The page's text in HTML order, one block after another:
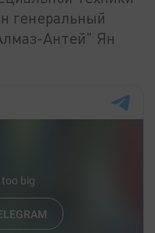
генеральный
Антей" Ян